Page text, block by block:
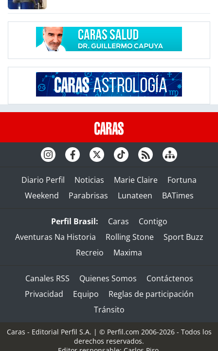
Diario Perfil Noticias Marie Claire
Fortuna
Weekend
Parabrisas Lunateen BATimes
Perfil Brasil: Caras
Contigo
Aventuras Na Historia
Rolling Stone
Sport Buzz
Recreio
Maxima
Canales RSS Quienes Somos
Contáctenos
Privacidad
Equipo
Reglas de participación
Tránsito
Caras - Editorial Perfil S.A. | © Perfil.com 2006-2026 - Todos los
derechos reservados.